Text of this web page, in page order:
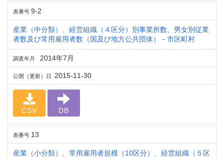
表番号 9-2
産業（中分類）、経営組織（４区分）別事業所数、男女別従業
者数及び常用雇用者数（国及び地方公共団体）－市区町村
調査年月 2014年7月
公開（更新）日 2015-11-30
CSV DB
表番号 13
産業（小分類）、常用雇用者規模（10区分）、経営組織（５区